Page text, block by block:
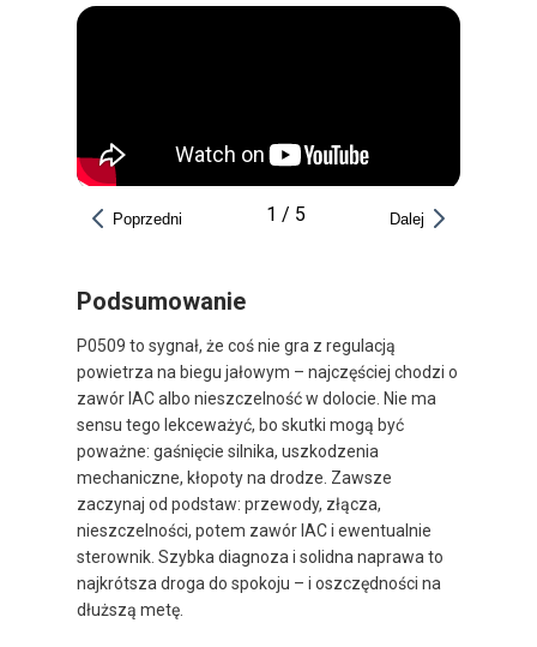
Poprzedni 1 / 5 Dalej
Podsumowanie
P0509 to sygnał, że coś nie gra z regulacją
powietrza na biegu jałowym – najczęściej chodzi o
zawór IAC albo nieszczelność w dolocie. Nie ma
sensu tego lekceważyć, bo skutki mogą być
poważne: gaśnięcie silnika, uszkodzenia
mechaniczne, kłopoty na drodze. Zawsze
zaczynaj od podstaw: przewody, złącza,
nieszczelności, potem zawór IAC i ewentualnie
sterownik. Szybka diagnoza i solidna naprawa to
najkrótsza droga do spokoju – i oszczędności na
dłuższą metę.